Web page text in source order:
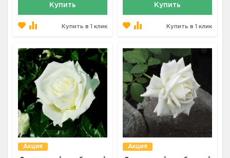
Купить
Купить в 1 клик
Купить
Купить в 1 клик
Акция Акция